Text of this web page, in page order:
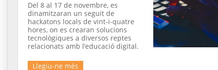
Del 8 al 17 de novembre, es
dinamitzaran un seguit de
hackatons locals de vint-i-quatre
hores, on es crearan solucions
tecnològiques a diversos reptes
relacionats amb l’educació digital.
Llegiu-ne més